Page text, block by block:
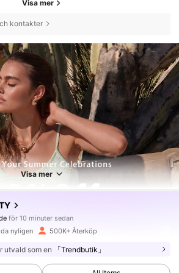
Visa mer
kontakter
Visa mer
för 10 minuter sedan
webben
nyligen 500K+ Återköp
utvald som en 「Trendbutik」